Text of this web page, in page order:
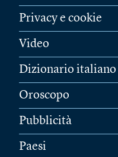
Privacy e cookie
Video
Dizionario italiano
Oroscopo
Pubblicità
Paesi